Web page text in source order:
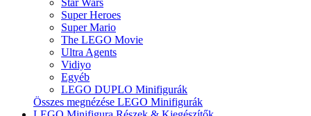
Star Wars
Super Heroes
Super Mario
The LEGO Movie
Ultra Agents
Vidiyo
Egyéb
LEGO DUPLO Minifigurák
Összes megnézése LEGO Minifigurák